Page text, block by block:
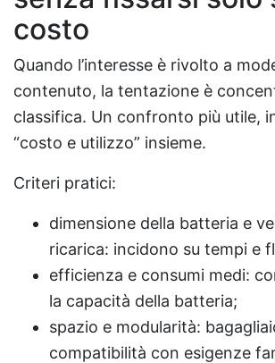
costo
Quando l’interesse è rivolto a
contenuto, la tentazione è
classifica. Un confronto più utile,
“costo e utilizzo” insieme.
Criteri pratici:
dimensione della batteria e
ricarica: incidono su tempi e
efficienza e consumi medi:
la capacità della batteria;
spazio e modularità:
compatibilità con esigenze